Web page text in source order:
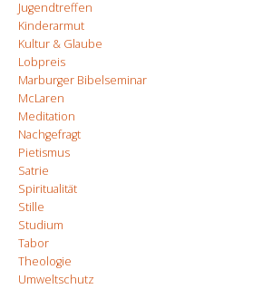
Jugendtreffen
Kinderarmut
Kultur & Glaube
Lobpreis
Marburger Bibelseminar
McLaren
Meditation
Nachgefragt
Pietismus
Satrie
Spiritualität
Stille
Studium
Tabor
Theologie
Umweltschutz